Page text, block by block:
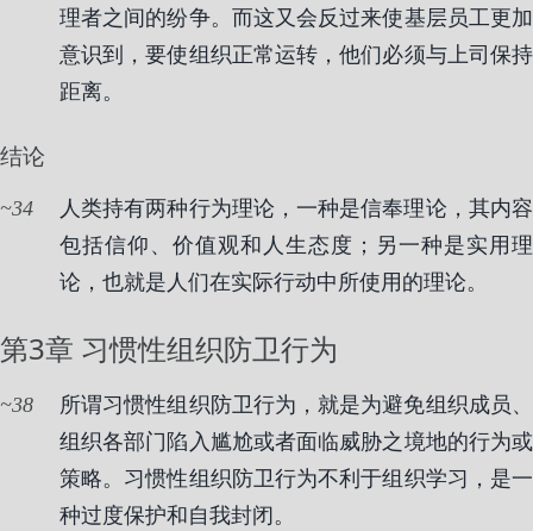
理者之间的纷争。而这又会反过来使基层员工更加
意识到，要使组织正常运转，他们必须与上司保持
距离。
结论
34
人类持有两种行为理论，一种是信奉理论，其内容
包括信仰、价值观和人生态度；另一种是实用理
论，也就是人们在实际行动中所使用的理论。
第3章 习惯性组织防卫行为
38
所谓习惯性组织防卫行为，就是为避免组织成员、
组织各部门陷入尴尬或者面临威胁之境地的行为或
策略。习惯性组织防卫行为不利于组织学习，是一
种过度保护和自我封闭。